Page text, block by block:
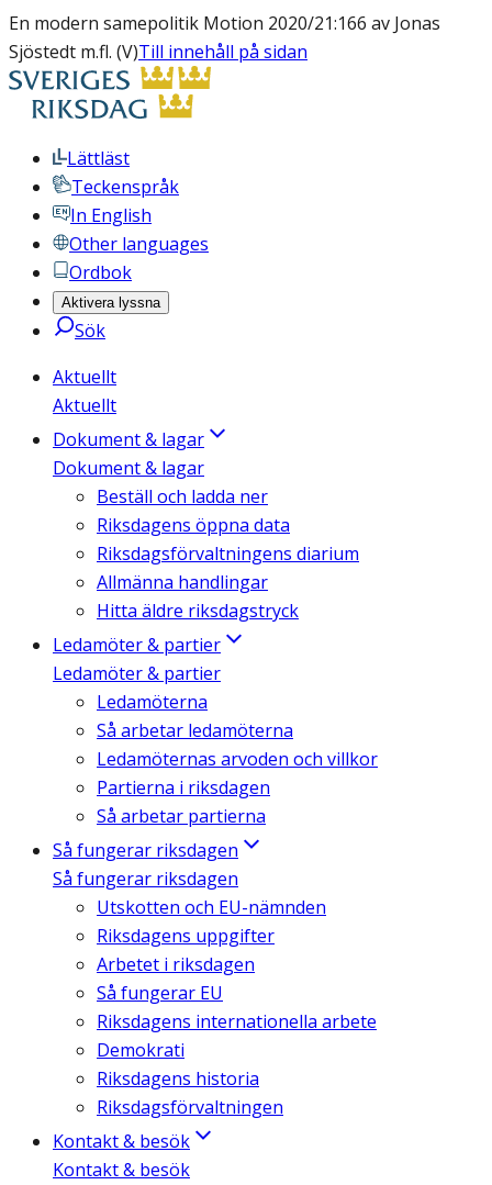
En modern samepolitik Motion 2020/21:166 av Jonas
Sjöstedt m.fl. (V)Till innehåll på sidan
Lättläst
Teckenspråk
In English
Other languages
Ordbok
Aktivera lyssna
Sök
Aktuellt
Aktuellt
Dokument & lagar
Dokument & lagar
Beställ och ladda ner
Riksdagens öppna data
Riksdagsförvaltningens diarium
Allmänna handlingar
Hitta äldre riksdagstryck
Ledamöter & partier
Ledamöter & partier
Ledamöterna
Så arbetar ledamöterna
Ledamöternas arvoden och villkor
Partierna i riksdagen
Så arbetar partierna
Så fungerar riksdagen
Så fungerar riksdagen
Utskotten och EU-nämnden
Riksdagens uppgifter
Arbetet i riksdagen
Så fungerar EU
Riksdagens internationella arbete
Demokrati
Riksdagens historia
Riksdagsförvaltningen
Kontakt & besök
Kontakt & besök